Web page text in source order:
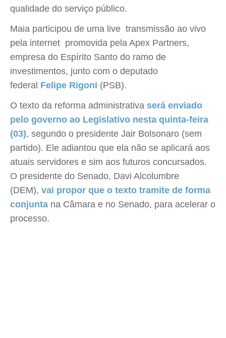
qualidade do serviço público.
Maia participou de uma live  transmissão ao vivo
pela internet  promovida pela Apex Partners,
empresa do Espírito Santo do ramo de
investimentos, junto com o deputado
federal Felipe Rigoni (PSB).
O texto da reforma administrativa será enviado
pelo governo ao Legislativo nesta quinta-feira
(03), segundo o presidente Jair Bolsonaro (sem
partido). Ele adiantou que ela não se aplicará aos
atuais servidores e sim aos futuros concursados.
O presidente do Senado, Davi Alcolumbre
(DEM), vai propor que o texto tramite de forma
conjunta na Câmara e no Senado, para acelerar o
processo.